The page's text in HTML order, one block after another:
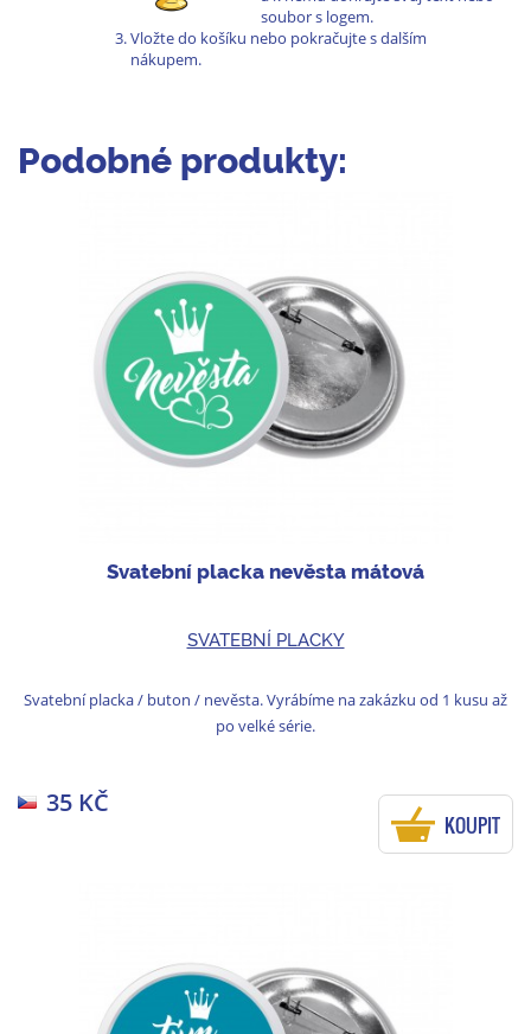
soubor s logem.
Vložte do košíku nebo pokračujte s dalším
nákupem.
Podobné produkty:
Svatební placka nevěsta mátová
SVATEBNÍ PLACKY
Svatební placka / buton / nevěsta. Vyrábíme na zakázku od 1 kusu až
po velké série.
35 KČ
KOUPIT